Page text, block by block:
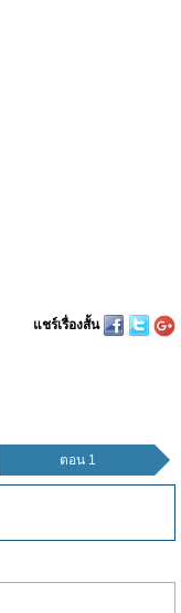
แชร์เรื่องสั้น
ตอน 1